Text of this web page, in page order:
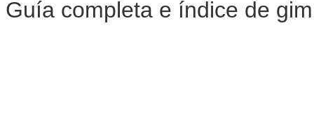
Guía completa e índice de